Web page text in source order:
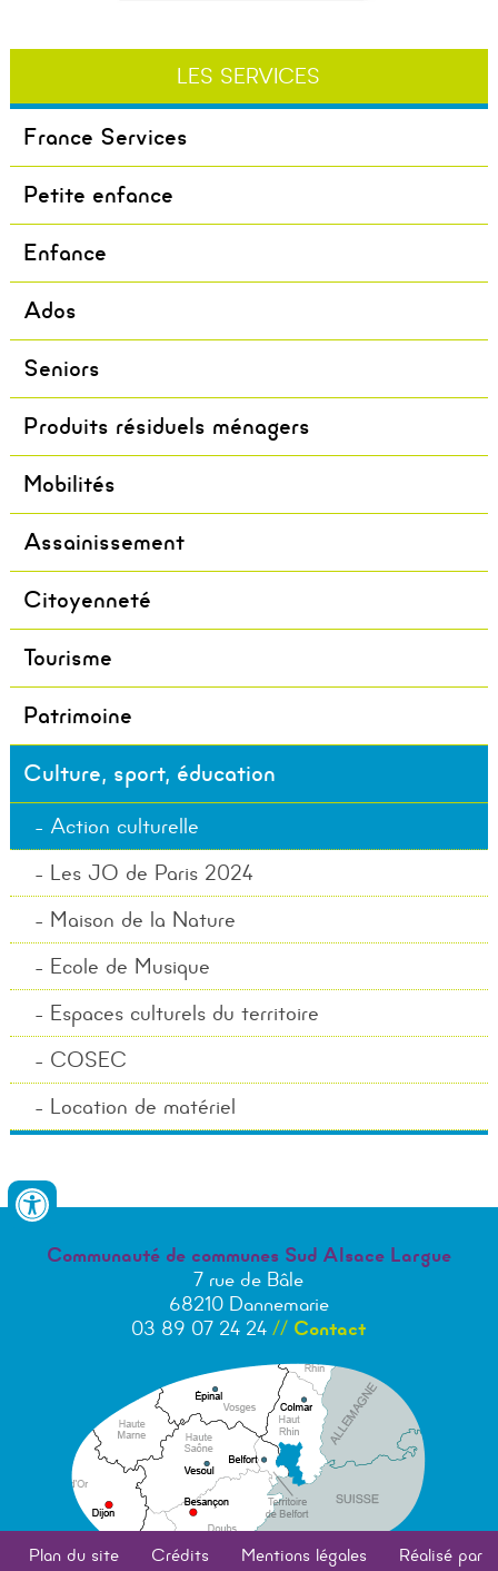
LES SERVICES
France Services
Petite enfance
Enfance
Ados
Seniors
Produits résiduels ménagers
Mobilités
Assainissement
Citoyenneté
Tourisme
Patrimoine
Culture, sport, éducation
Action culturelle
Les JO de Paris 2024
Maison de la Nature
Ecole de Musique
Espaces culturels du territoire
COSEC
Location de matériel
Communauté de communes Sud Alsace Largue
7 rue de Bâle
68210 Dannemarie
03 89 07 24 24// Contact
Plan du site Crédits Mentions légales
Réalisé par